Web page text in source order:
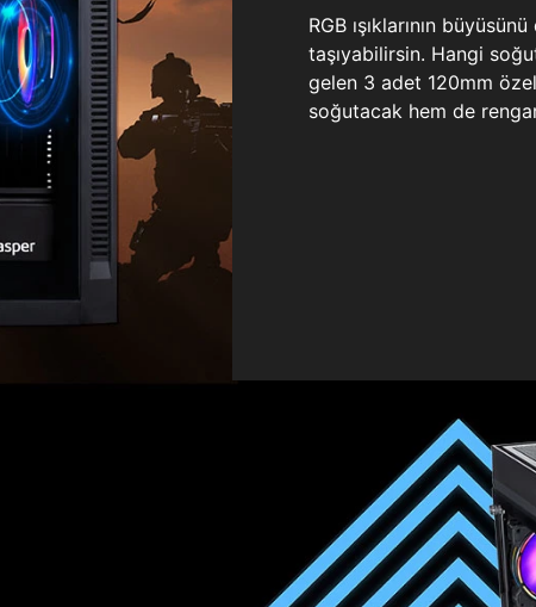
RGB ışıklarının
taşıyabilirsin. Hangi
gelen 3 adet 120mm özel
soğutacak hem de